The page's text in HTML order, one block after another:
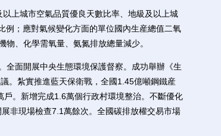
上城市空氣品質優良天數比率、地級及以上城
例；應對氣候變化方面的單位國內生産總值二氧
、化學需氧量、氨氮排放總量減少。
面開展中央生態環境保護督察。成功舉辦《生
。紮實推進藍天保衛戰，全國1.45億噸鋼鐵産
。新增完成1.6萬個行政村環境整治。不斷優化
非現場檢查7.1萬餘次。全國碳排放權交易市場